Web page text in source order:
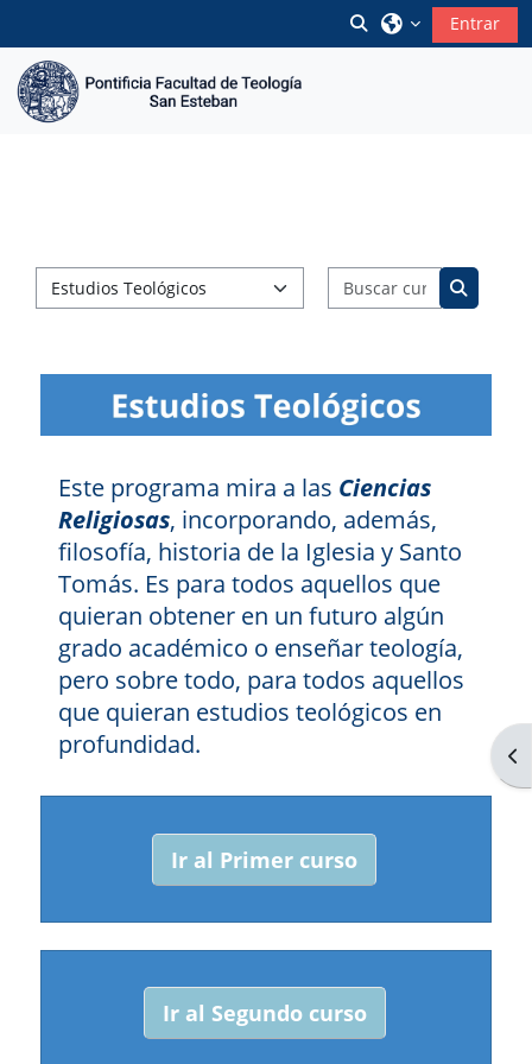
Selector deEntrar
Categorías
Buscar
Buscar
Este programa mira a las Ciencias
Religiosas, incorporando, además,
filosofía, historia de la Iglesia y Santo
Tomás. Es para todos aquellos que
quieran obtener en un futuro algún
grado académico o enseñar teología,
pero sobre todo, para todos aquellos
que quieran estudios teológicos en
profundidad.
Ir al Primer curso
Ir al Segundo curso